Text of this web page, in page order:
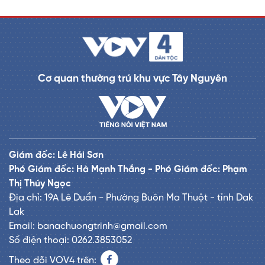
Cơ quan thường trú khu vực Tây Nguyên
Giám đốc: Lê Hải Sơn
Phó Giám đốc: Hà Mạnh Thắng - Phó Giám đốc: Phạm
Thị Thúy Ngọc
Địa chỉ: 19A Lê Duẩn - Phường Buôn Ma Thuột - tỉnh Dak
Lak
Email: banachuongtrinh@gmail.com
Số điện thoại: 0262.3853052
Theo dõi VOV4 trên: